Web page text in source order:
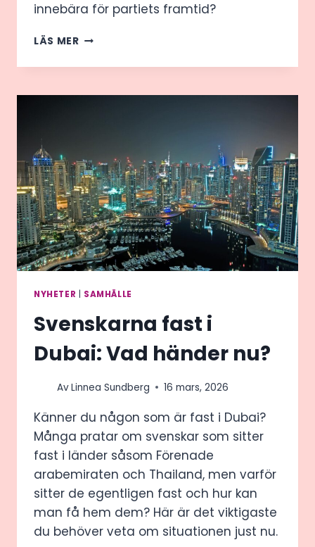
innebära för partiets framtid?
LÄS MERDET
HÄNDER
LIBERALERNA
NYHETER SAMHÄLLE
Svenskarna fast i
Dubai: Vad händer nu?
AvLinnea Sundberg 16 mars, 2026
Känner du någon som är fast i Dubai?
Många pratar om svenskar som sitter
fast i länder såsom Förenade
arabemiraten och Thailand, men varför
sitter de egentligen fast och hur kan
man få hem dem? Här är det viktigaste
du behöver veta om situationen just nu.